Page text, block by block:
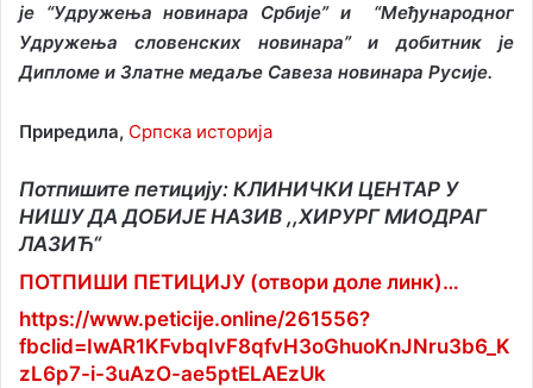
је “Удружења новинара Србије” и “Међународног
Удружења словенских новинара” и добитник је
Дипломе и Златне медаље Савеза новинара Русије.
Приредила, Српска историја
Потпишите петицију: КЛИНИЧКИ ЦЕНТАР У
НИШУ ДА ДОБИЈЕ НАЗИВ ,,ХИРУРГ МИОДРАГ
ЛАЗИЋ“
ПОТПИШИ ПЕТИЦИЈУ (отвори доле линк)…
https://www.peticije.online/261556?
fbclid=IwAR1KFvbqIvF8qfvH3oGhuoKnJNru3b6_K
zL6p7-i-3uAzO-ae5ptELAEzUk